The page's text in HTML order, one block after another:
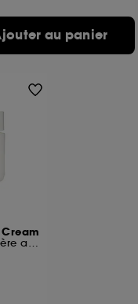
au panier
Crème hydratante légère anti-âge